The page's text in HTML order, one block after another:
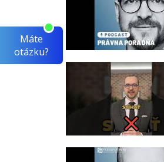
Máte
otázku?